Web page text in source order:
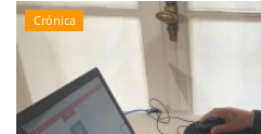
Crónica